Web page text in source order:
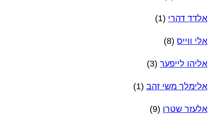
אלדד דהרי (1)
אלי ווייס (8)
אליהו לייפער (3)
אלימלך משי זהב (1)
אלעזר שטרן (9)